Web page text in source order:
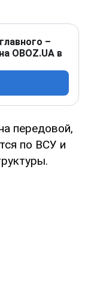
–
OBOZ.UA в
передовой,
по ВСУ и